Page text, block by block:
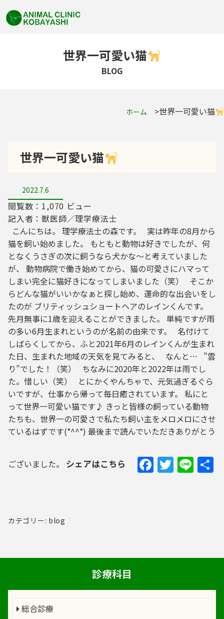
世界一可愛い猫
BLOG
ホーム 世界一可愛い猫
世界一可愛い猫
2022.7.6
閲覧数：1,070 ビュー
記入者：獣医師／理学療法士
こんにちは。 理学療法士の森です。 実は昨年の8月から
猫を飼い始めました。 もともと動物は好きでしたが、何
となくうさぎの次に飼うなら犬かな～と考えていました
が、 動物病院で働き始めてから、猫の可愛さにハマって
しまい完全に猫好きになってしまいました（笑） そこか
らどんな猫がいいかなぁと探し始め、運命的な出会いをし
たのが ブリティッシュショートヘアのレインくんです。
先月無事に1歳を迎えることができました。 単純ですが雨
の多い6月生まれというのが名前の由来です。 名付けて
しばらくしてから、ふと2021年6月のレインくんが生まれ
た日、生まれた地域の天気を見てみると、 なんと… ”雲
り”でした！（笑） ちなみに2020年と2022年は雨でし
た。惜しい（笑） とにかくやんちゃで、元気過ぎるぐら
いですが、仕事から帰って毎日癒されています。 私にと
って世界一可愛い猫です♪ きっと皆様の飼っている動物
たちも、世界一の可愛さで私たち飼い主をメロメロにさせ
ているはずです(*^^*) 最後まで読んでいただきありがとう
ございました。 シェアはこちら
カテゴリー: blog
診療科目
総合診療